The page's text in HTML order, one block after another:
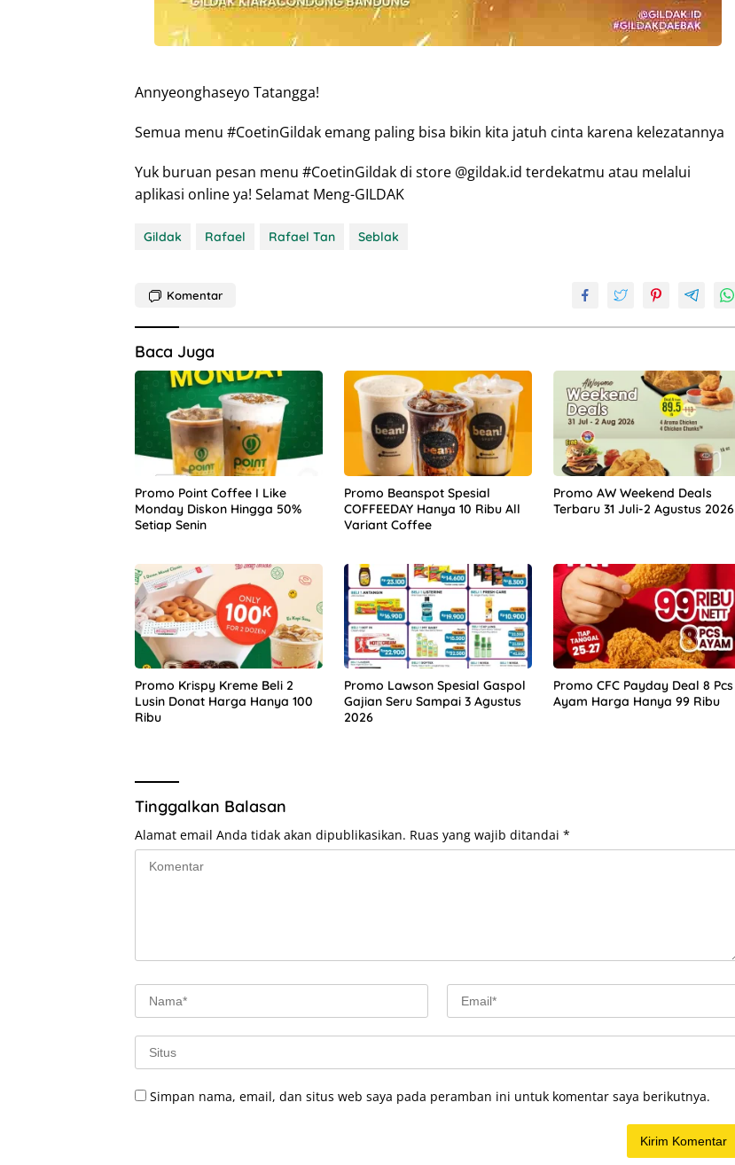
Annyeonghaseyo Tatangga!
Semua menu #CoetinGildak emang paling bisa bikin kita jatuh cinta karena kelezatannya
Yuk buruan pesan menu #CoetinGildak di store @gildak.id terdekatmu atau melalui
aplikasi online ya! Selamat Meng-GILDAK
Gildak Rafael Rafael Tan Seblak
Komentar
Baca Juga
Promo Point Coffee I Like
Monday Diskon Hingga 50%
Setiap Senin
Promo Beanspot Spesial
COFFEEDAY Hanya 10 Ribu All
Variant Coffee
Promo AW Weekend Deals
Terbaru 31 Juli-2 Agustus 2026
Promo Krispy Kreme Beli 2
Lusin Donat Harga Hanya 100
Ribu
Promo Lawson Spesial Gaspol
Gajian Seru Sampai 3 Agustus
2026
Promo CFC Payday Deal 8 Pcs
Ayam Harga Hanya 99 Ribu
Tinggalkan Balasan
Alamat email Anda tidak akan dipublikasikan. Ruas yang wajib ditandai *
Simpan nama, email, dan situs web saya pada peramban ini untuk komentar saya berikutnya.